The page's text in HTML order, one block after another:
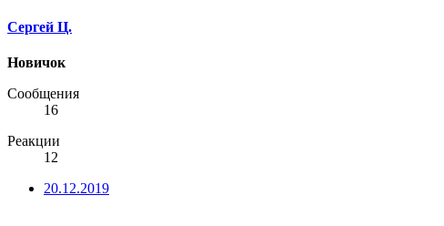
Сергей Ц.
Новичок
Сообщения
16
Реакции
12
20.12.2019